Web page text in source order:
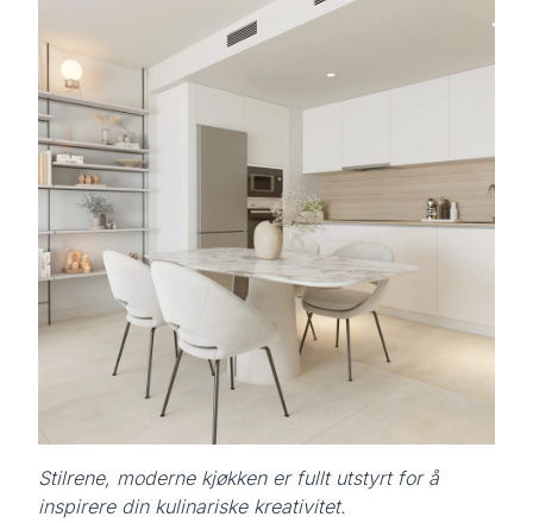
Stilrene, moderne kjøkken er fullt utstyrt for å
inspirere din kulinariske kreativitet.